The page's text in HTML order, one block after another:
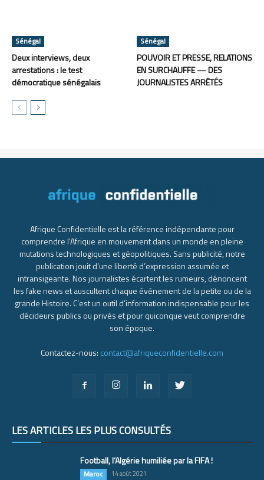
Sénégal
Deux interviews, deux
arrestations : le test
démocratique sénégalais
Sénégal
POUVOIR ET PRESSE, RELATIONS
EN SURCHAUFFE — DES
JOURNALISTES ARRÊTÉS
Afrique Confidentielle est la référence indépendante pour
comprendre l’Afrique en mouvement dans un monde en pleine
mutations technologiques et géopolitiques. Sans publicité, notre
publication jouit d’une liberté d’expression assumée et
intransigeante. Nos journalistes écartent les rumeurs, dénoncent
les fake news et auscultent chaque événement de la petite ou de la
grande Histoire. C’est un outil d’information indispensable pour les
décideurs publics ou privés et pour quiconque veut comprendre
son époque.
Contactez-nous: contact@afriqueconfidentielle.com
LES ARTICLES LES PLUS CONSULTÉS
Football, l’Algérie humiliée par la FIFA !
Maroc 14 août 2021